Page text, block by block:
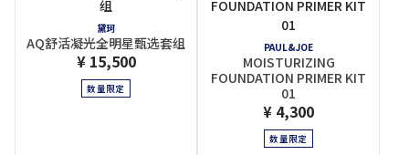
黛珂
AQ舒活凝光全明星甄选套组
¥ 15,500
数量限定
PAUL&JOE
MOISTURIZING
FOUNDATION PRIMER KIT
01
¥ 4,300
数量限定